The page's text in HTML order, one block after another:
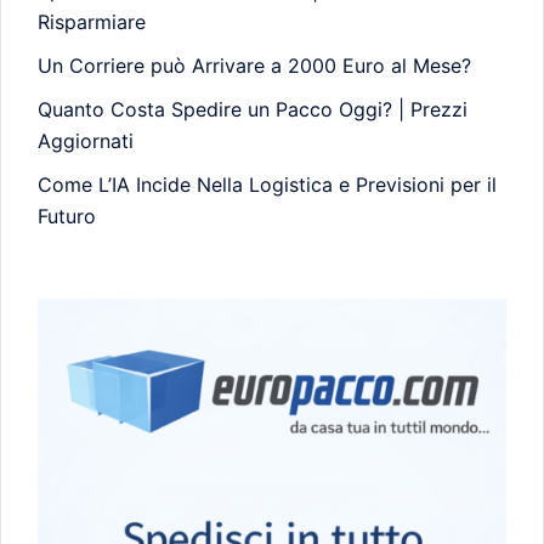
Risparmiare
Un Corriere può Arrivare a 2000 Euro al Mese?
Quanto Costa Spedire un Pacco Oggi? | Prezzi
Aggiornati
Come L’IA Incide Nella Logistica e Previsioni per il
Futuro